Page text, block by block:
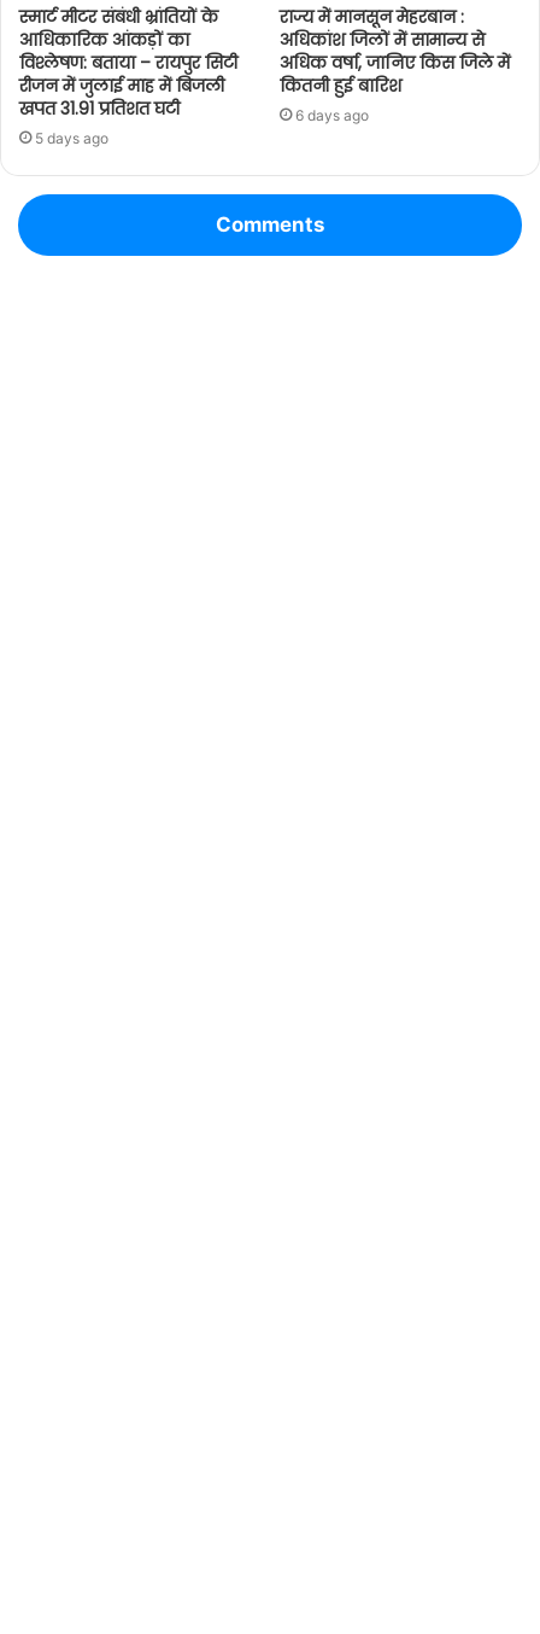
स्मार्ट मीटर संबंधी भ्रांतियों के
आधिकारिक आंकड़ों का
विश्लेषण: बताया – रायपुर सिटी
रीजन में जुलाई माह में बिजली
खपत 31.91 प्रतिशत घटी
5 days ago
राज्य में मानसून मेहरबान :
अधिकांश जिलों में सामान्य से
अधिक वर्षा, जानिए किस जिले में
कितनी हुई बारिश
6 days ago
Comments